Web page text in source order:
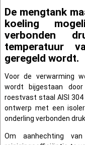
De mengtank
koeling
verbonden
temperatuur
geregeld wordt.
Voor de verwarming
wordt bijgestaan
roestvast staal AISI
ontwerp met een
onderling verbonden
Om aanhechting